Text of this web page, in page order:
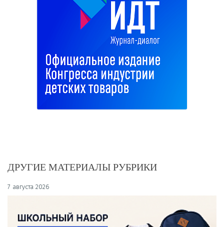
ДРУГИЕ МАТЕРИАЛЫ РУБРИКИ
7 августа 2026